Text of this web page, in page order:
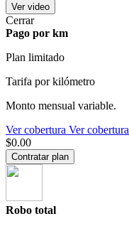
Ver video
Cerrar
Pago por km
Plan limitado
Tarifa por kilómetro
Monto mensual variable.
Ver cobertura Ver cobertura
$0.00
Contratar plan
Robo total